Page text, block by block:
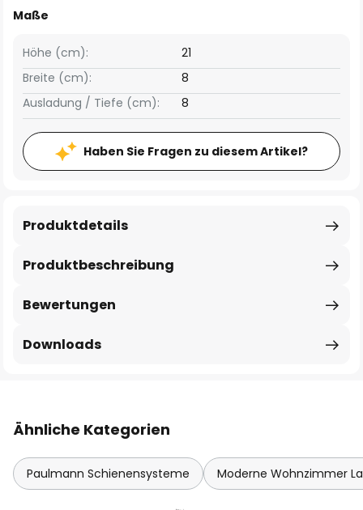
Maße
Breite (cm): 8
Höhe (cm): 21
Ausladung / Tiefe (cm): 8
Haben Sie Fragen zu diesem Artikel?
Produktbeschreibung
Produktdetails
Bewertungen
Downloads
Ähnliche Kategorien
Paulmann Schienensysteme Moderne Wohnzimmer